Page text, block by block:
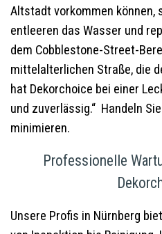
Altstadt vorkommen können,
entleeren das Wasser und
dem Cobblestone-Street-
mittelalterlichen Straße, die
hat Dekorchoice bei einer
und zuverlässig.“ Handeln
minimieren.
Professionelle
Unsere Profis in Nürnberg